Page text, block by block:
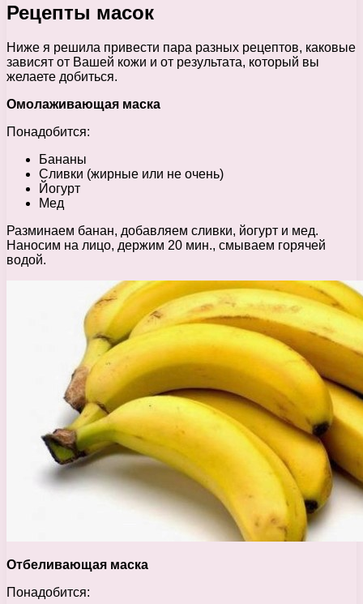
Рецепты масок
Ниже я решила привести пара разных рецептов, каковые
зависят от Вашей кожи и от результата, который вы
желаете добиться.
Омолаживающая маска
Понадобится:
Бананы
Сливки (жирные или не очень)
Йогурт
Мед
Разминаем банан, добавляем сливки, йогурт и мед.
Наносим на лицо, держим 20 мин., смываем горячей
водой.
Отбеливающая маска
Понадобится: